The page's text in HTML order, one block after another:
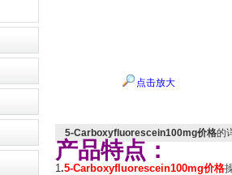
点击放大
5-Carboxyfluorescein100mg价格的
产品特点：
1.5-Carboxyfluorescein100mg价格